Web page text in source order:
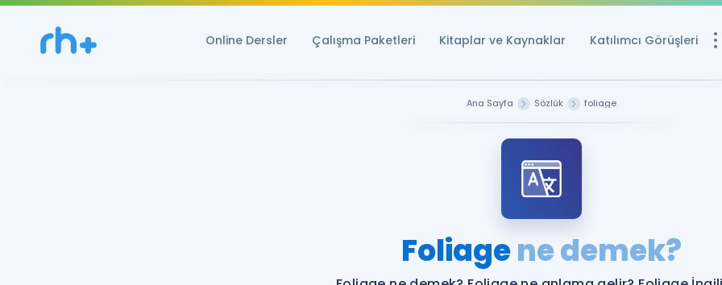
Online Dersler Çalışma Paketleri Kitaplar ve Kaynaklar Katılımcı Görüşleri
YDS ve YÖKDİL
Rehberlik Aracı
Ana Sayfa Sözlük foliage
Foliagene demek?